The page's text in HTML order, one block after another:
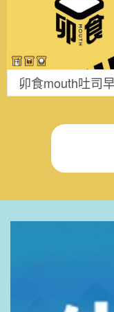
卯食mouth吐司